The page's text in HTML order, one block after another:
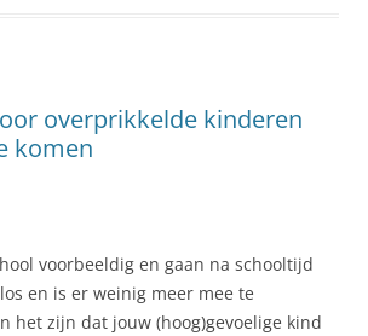
overprikkelde kinderen
komen
voorbeeldig en gaan na schooltijd
en is er weinig meer mee te
het zijn dat jouw (hoog)gevoelige kind